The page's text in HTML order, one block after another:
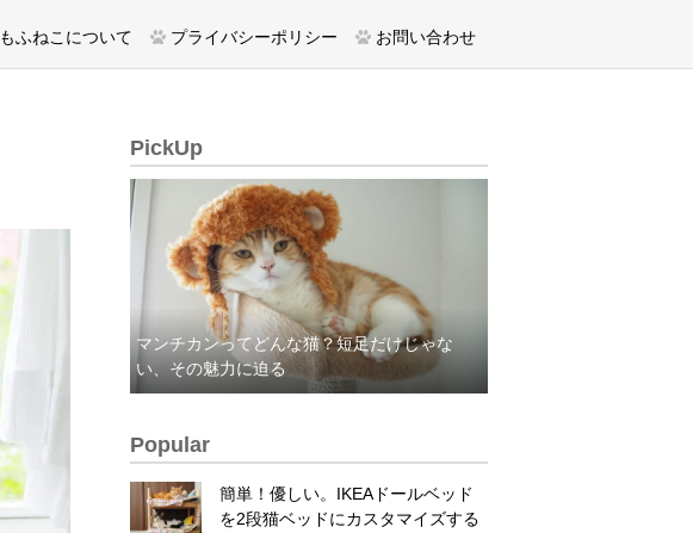
もふねこについて プライバシーポリシー お問い合わせ
PickUp
マンチカンってどんな猫？短足だけじゃな
い、その魅力に迫る
Popular
簡単！優しい。IKEAドールベッド
を2段猫ベッドにカスタマイズする